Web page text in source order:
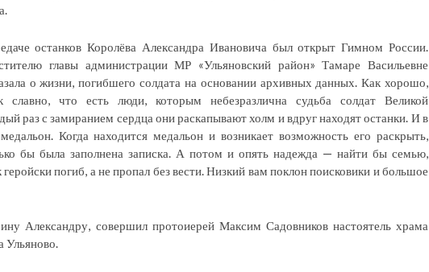
останков Королёва Александра Ивановича был открыт Гимном России.
главы администрации МР «Ульяновский район» Тамаре Васильевне
о жизни, погибшего солдата на основании архивных данных. Как хорошо,
славно, что есть люди, которым небезразлична судьба солдат Великой
раз с замиранием сердца они раскапывают холм и вдруг находят останки. И в
Когда находится медальон и возникает возможность его раскрыть,
бы была заполнена записка. А потом и опять надежда — найти бы семью,
погиб, а не пропал без вести. Низкий вам поклон поисковики и большое
Александру, совершил протоиерей Максим Садовников настоятель храма
Ульяново.